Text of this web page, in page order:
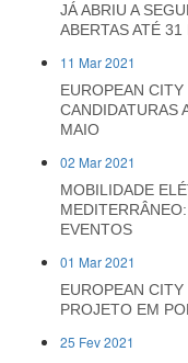
JÁ ABRIU A
ABERTAS ATÉ
11 Mar 2021
EUROPEAN
CANDIDATURAS
MAIO
02 Mar 2021
MOBILIDADE
EVENTOS
01 Mar 2021
EUROPEAN
PROJETO EM
25 Fev 2021